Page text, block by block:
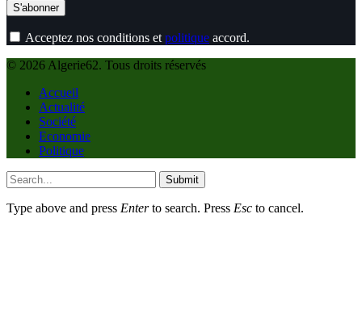
Acceptez nos conditions etpolitique accord.
© 2026 Algerie62. Tous droits réservés
Accueil
Actualité
Société
Economie
Politique
Submit
Type above and press Enterto search. Press Esc to cancel.